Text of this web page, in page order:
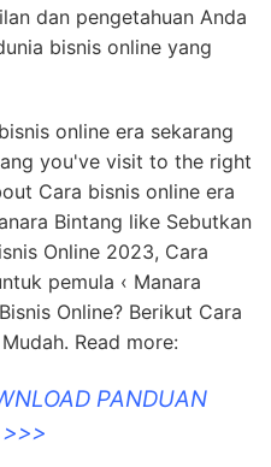
dan pengetahuan Anda
bisnis online yang
online era sekarang
you've visit to the right
Cara bisnis online era
Bintang like Sebutkan
Online 2023, Cara
pemula ‹ Manara
Online? Berikut Cara
Read more:
PANDUAN
>>>